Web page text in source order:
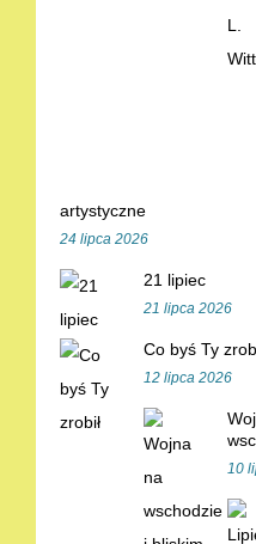
artystyczne
24 lipca 2026
21 lipiec
21 lipca 2026
Co byś Ty
12 lipca 2026
10